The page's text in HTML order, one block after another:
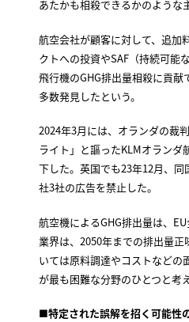
あたかも相殺できるかのような
航空会社が顧客に対して、追加
クトへの投資やSAF（持続可能
飛行機のGHG排出量相殺に貢献
多数発見したという。
2024年3月には、オランダの裁
ライト」と謳ったKLMオランダ
下した。英国でも23年12月、
社3社の広告を禁止した。
航空機によるGHG排出量は、
業界は、2050年までの排出量正
いては原料調達やコストなどの
が最も困難な分野のひとつと考
■特定された誤解を招く可能性